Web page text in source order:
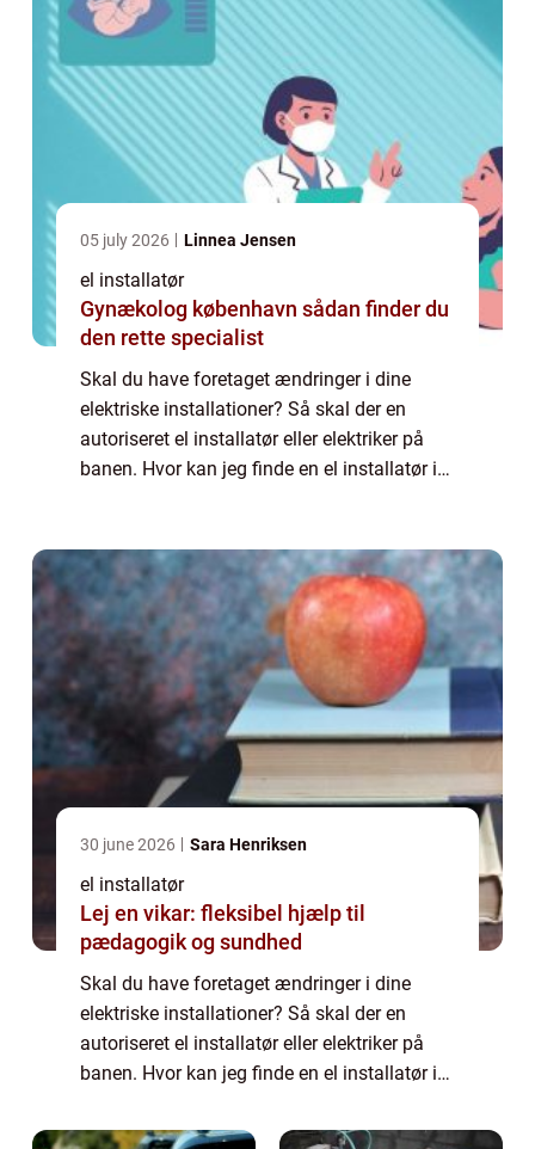
05 july 2026 Linnea Jensen
el installatør
Gynækolog københavn sådan finder du
den rette specialist
Skal du have foretaget ændringer i dine
elektriske installationer? Så skal der en
autoriseret el installatør eller elektriker på
banen. Hvor kan jeg finde en el installatør i
dine...
30 june 2026 Sara Henriksen
el installatør
Lej en vikar: fleksibel hjælp til
pædagogik og sundhed
Skal du have foretaget ændringer i dine
elektriske installationer? Så skal der en
autoriseret el installatør eller elektriker på
banen. Hvor kan jeg finde en el installatør i
Storkøbenhavn, og har du brug for hjælp til